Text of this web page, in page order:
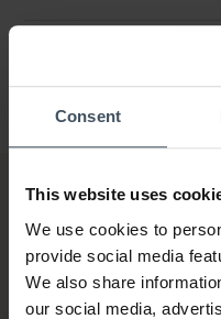
Consent
This website uses
We use cookies to
provide social media
We also share
our social media,